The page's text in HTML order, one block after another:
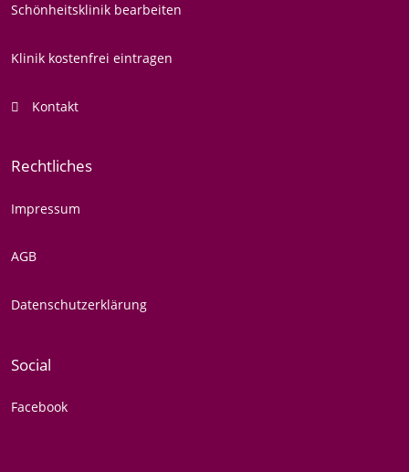
Schönheitsklinik bearbeiten
Klinik kostenfrei eintragen
Kontakt
Rechtliches
Impressum
AGB
Datenschutzerklärung
Social
Facebook